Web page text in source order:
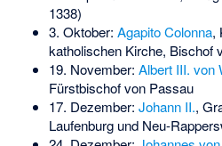
1338)
3. Oktober: Agapito Colonna,
katholischen Kirche, Bischof
19. November: Albert III. von
Fürstbischof von Passau
17. Dezember: Johann II.,
Laufenburg und Neu-